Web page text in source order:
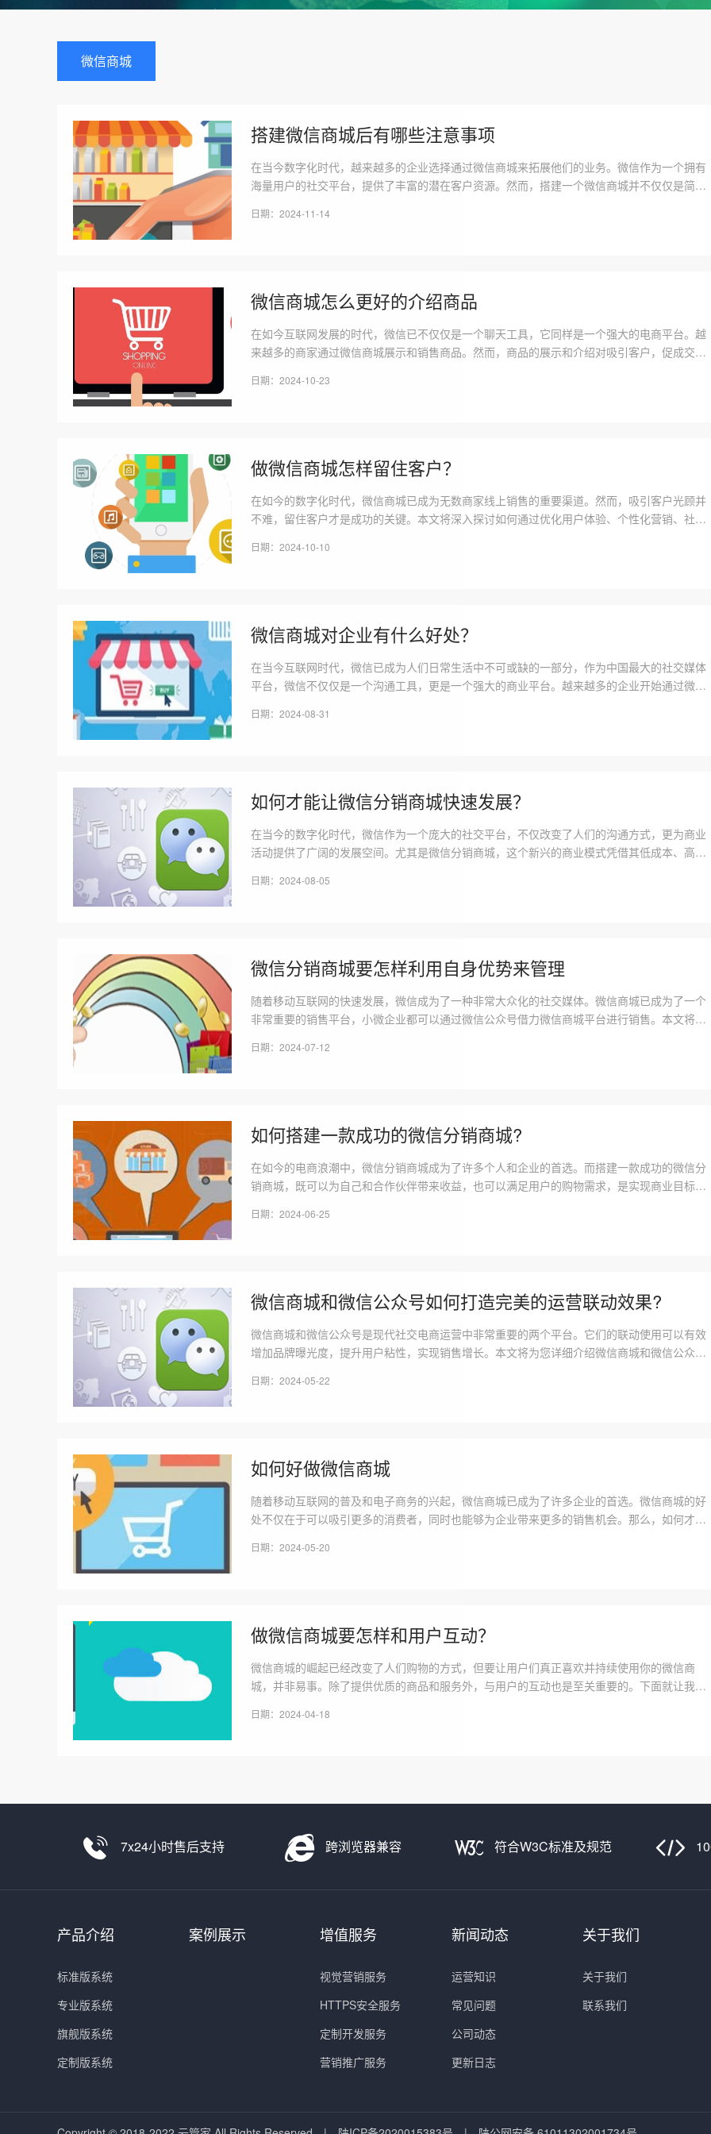
微信商城
搭建微信商城后有哪些注意事项
在当今数字化时代，越来越多的企业选择通过微信商城来拓展他们的业务。微信作为一个拥有
海量用户的社交平台，提供了丰富的潜在客户资源。然而，搭建一个微信商城并不仅仅是简单
项，帮助你打造成功的电商平台。一、了解目标客户群体在你
日期：2024-11-14
微信商城怎么更好的介绍商品
在如今互联网发展的时代，微信已不仅仅是一个聊天工具，它同样是一个强大的电商平台。越
来越多的商家通过微信商城展示和销售商品。然而，商品的展示和介绍对吸引客户，促成交易
将从多个方面探讨微信商城商品介绍的最佳实践，帮助商家成
日期：2024-10-23
做微信商城怎样留住客户？
在如今的数字化时代，微信商城已成为无数商家线上销售的重要渠道。然而，吸引客户光顾并
不难，留住客户才是成功的关键。本文将深入探讨如何通过优化用户体验、个性化营销、社交
验是影响客户留存率的核心因素之一。一个简洁、流畅的购物
日期：2024-10-10
微信商城对企业有什么好处？
在当今互联网时代，微信已成为人们日常生活中不可或缺的一部分，作为中国最大的社交媒体
平台，微信不仅仅是一个沟通工具，更是一个强大的商业平台。越来越多的企业开始通过微信
帮助您了解为何越来越多的企业选择这一平台进行数字化转型
日期：2024-08-31
如何才能让微信分销商城快速发展？
在当今的数字化时代，微信作为一个庞大的社交平台，不仅改变了人们的沟通方式，更为商业
活动提供了广阔的发展空间。尤其是微信分销商城，这个新兴的商业模式凭借其低成本、高回
将深入探讨一些关键策略，帮助商家有效提升分销商城的业绩
日期：2024-08-05
微信分销商城要怎样利用自身优势来管理
随着移动互联网的快速发展，微信成为了一种非常大众化的社交媒体。微信商城已成为了一个
非常重要的销售平台，小微企业都可以通过微信公众号借力微信商城平台进行销售。本文将从
社交化的销售渠道优势微信作为社交媒体，其强大的社交属性
日期：2024-07-12
如何搭建一款成功的微信分销商城?
在如今的电商浪潮中，微信分销商城成为了许多个人和企业的首选。而搭建一款成功的微信分
销商城，既可以为自己和合作伙伴带来收益，也可以满足用户的购物需求，是实现商业目标的
信分销商城之前，首先要明确自己的目标和定位。确定自己的
日期：2024-06-25
微信商城和微信公众号如何打造完美的运营联动效果?
微信商城和微信公众号是现代社交电商运营中非常重要的两个平台。它们的联动使用可以有效
增加品牌曝光度，提升用户粘性，实现销售增长。本文将为您详细介绍微信商城和微信公众号
信社交属性结合起来的一种新型电子商务模式。微信商城
日期：2024-05-22
如何好做微信商城
随着移动互联网的普及和电子商务的兴起，微信商城已成为了许多企业的首选。微信商城的好
处不仅在于可以吸引更多的消费者，同时也能够为企业带来更多的销售机会。那么，如何才能
人的标题和宣传语。标题和宣传语是吸引用户点击和购买
日期：2024-05-20
做微信商城要怎样和用户互动？
微信商城的崛起已经改变了人们购物的方式，但要让用户们真正喜欢并持续使用你的微信商
城，并非易事。除了提供优质的商品和服务外，与用户的互动也是至关重要的。下面就让我们
为了吸引用户的注意力并增加用户黏性，你的微信商城应该提
日期：2024-04-18
7x24小时售后支持 跨浏览器兼容 符合W3C标准及规范
产品介绍
标准版系统
专业版系统
旗舰版系统
定制版系统
案例展示 增值服务
视觉营销服务
HTTPS安全服务
定制开发服务
营销推广服务
新闻动态
运营知识
常见问题
公司动态
更新日志
关于我们
关于我们
联系我们